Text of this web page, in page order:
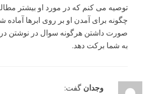
توصیه می کنم که در مورد او بیشتر
چگونه برای آمدن او بر روی ابرها آماده
صورت داشتن هرگونه سوال در نوشتن
به شما برکت دهد.
وجدان گفت: